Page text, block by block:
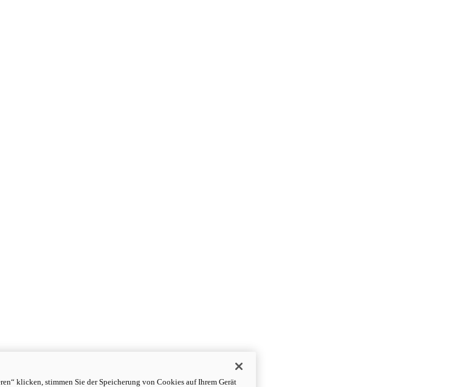
klicken, stimmen Sie der Speicherung von Cookies auf Ihrem Gerät